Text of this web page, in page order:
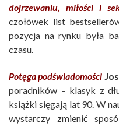
dojrzewaniu, miłości i
czołówek list
pozycja na rynku była
czasu.
Potęga podświadomości
poradników – klasyk z
książki sięgają lat 90. W
wystarczy zmienić